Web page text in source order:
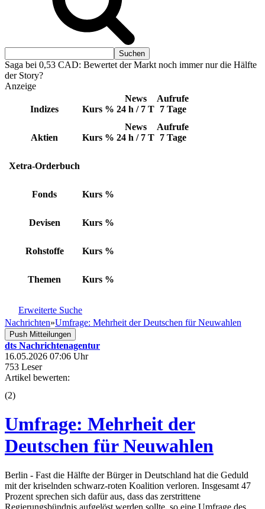
Saga bei 0,53 CAD: Bewertet der Markt noch immer nur die Hälfte
der Story?
Anzeige
Indizes Kurs %
News
24 h / 7 T
Aufrufe
7 Tage
Aktien Kurs %
News
24 h / 7 T
Aufrufe
7 Tage
Xetra-Orderbuch
Fonds Kurs %
Devisen Kurs %
Rohstoffe Kurs %
Themen Kurs %
Erweiterte Suche
Nachrichten»Umfrage: Mehrheit der Deutschen für Neuwahlen
Push Mitteilungen
dts Nachrichtenagentur
16.05.2026 07:06 Uhr
753 Leser
Artikel bewerten:
(2)
Umfrage: Mehrheit der
Deutschen für Neuwahlen
Berlin - Fast die Hälfte der Bürger in Deutschland hat die Geduld
mit der kriselnden schwarz-roten Koalition verloren. Insgesamt 47
Prozent sprechen sich dafür aus, dass das zerstrittene
Regierungsbündnis aufgelöst werden sollte, so eine Umfrage des